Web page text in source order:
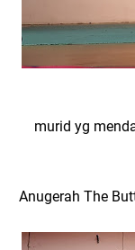
murid yg
Anugerah The